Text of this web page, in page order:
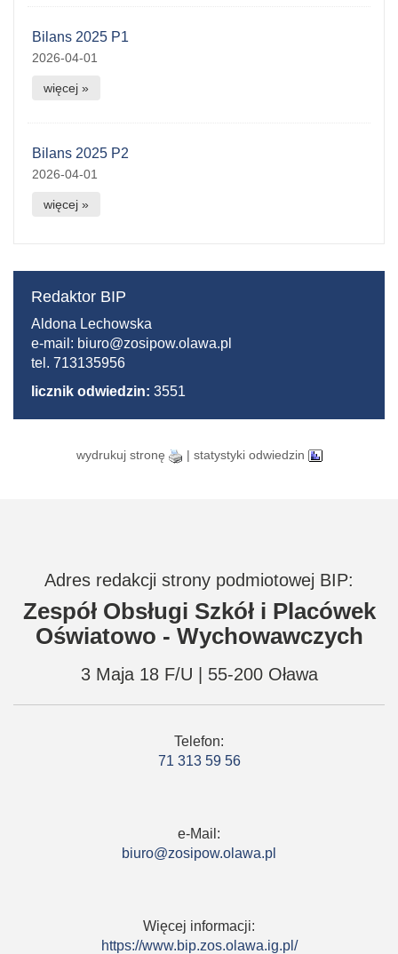
Bilans 2025 P1
2026-04-01
więcej »
Bilans 2025 P2
2026-04-01
więcej »
Redaktor BIP
Aldona Lechowska
e-mail: biuro@zosipow.olawa.pl
tel. 713135956
licznik odwiedzin: 3551
wydrukuj stronę | statystyki odwiedzin
Adres redakcji strony podmiotowej BIP:
Zespół Obsługi Szkół i Placówek
Oświatowo - Wychowawczych
3 Maja 18 F/U | 55-200 Oława
Telefon:
71 313 59 56
e-Mail:
biuro@zosipow.olawa.pl
Więcej informacji:
https://www.bip.zos.olawa.ig.pl/